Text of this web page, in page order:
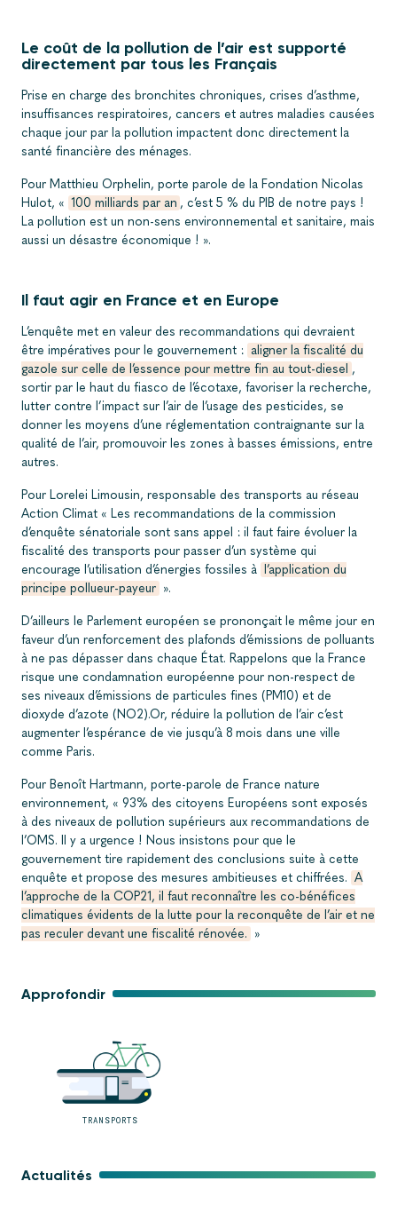
Approfondir
TRANSPORTS
Actualités
Le coût de la pollution de l’air est supporté
directement par tous les Français
Prise en charge des bronchites chroniques, crises d’asthme,
insuffisances respiratoires, cancers et autres maladies causées
chaque jour par la pollution impactent donc directement la
santé financière des ménages.
Pour Matthieu Orphelin, porte parole de la Fondation Nicolas
Hulot, « 100 milliards par an , c’est 5 % du PIB de notre pays !
La pollution est un non-sens environnemental et sanitaire, mais
aussi un désastre économique ! ».
Il faut agir en France et en Europe
L’enquête met en valeur des recommandations qui devraient
être impératives pour le gouvernement : aligner la fiscalité du
gazole sur celle de l’essence pour mettre fin au tout-diesel ,
sortir par le haut du fiasco de l’écotaxe, favoriser la recherche,
lutter contre l’impact sur l’air de l’usage des pesticides, se
donner les moyens d’une réglementation contraignante sur la
qualité de l’air, promouvoir les zones à basses émissions, entre
autres.
Pour Lorelei Limousin, responsable des transports au réseau
Action Climat « Les recommandations de la commission
d’enquête sénatoriale sont sans appel : il faut faire évoluer la
fiscalité des transports pour passer d’un système qui
encourage l’utilisation d’énergies fossiles à
l’application du
principe pollueur-payeur ».
D’ailleurs le Parlement européen se prononçait le même jour en
faveur d’un renforcement des plafonds d’émissions de polluants
à ne pas dépasser dans chaque État. Rappelons que la France
risque une condamnation européenne pour non-respect de
ses niveaux d’émissions de particules fines (PM10) et de
dioxyde d’azote (NO2).Or, réduire la pollution de l’air c’est
augmenter l’espérance de vie jusqu’à 8 mois dans une ville
comme Paris.
Pour Benoît Hartmann, porte-parole de France nature
environnement, « 93% des citoyens Européens sont exposés
à des niveaux de pollution supérieurs aux recommandations de
l’OMS. Il y a urgence ! Nous insistons pour que le
gouvernement tire rapidement des conclusions suite à cette
enquête et propose des mesures ambitieuses et chiffrées. A
l’approche de la COP21, il faut reconnaître les co-bénéfices
climatiques évidents de la lutte pour la reconquête de l’air et ne
pas reculer devant une fiscalité rénovée. »